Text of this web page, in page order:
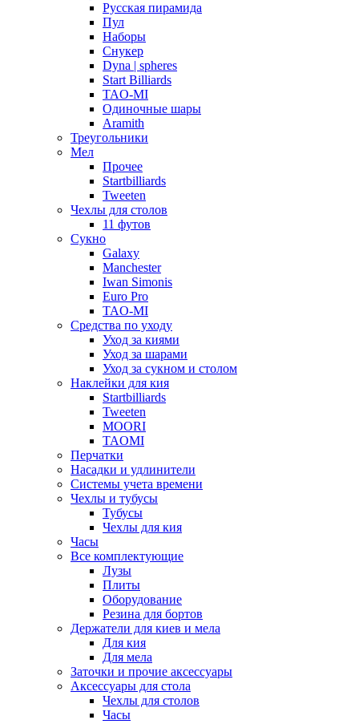
Русская пирамида
Пул
Наборы
Снукер
Dyna | spheres
Start Billiards
TAO-MI
Одиночные шары
Aramith
Треугольники
Мел
Прочее
Startbilliards
Tweeten
Чехлы для столов
11 футов
Сукно
Galaxy
Manchester
Iwan Simonis
Euro Pro
TAO-MI
Средства по уходу
Уход за киями
Уход за шарами
Уход за сукном и столом
Наклейки для кия
Startbilliards
Tweeten
MOORI
TAOMI
Перчатки
Насадки и удлинители
Системы учета времени
Чехлы и тубусы
Тубусы
Чехлы для кия
Часы
Все комплектующие
Лузы
Плиты
Оборудование
Резина для бортов
Держатели для киев и мела
Для кия
Для мела
Заточки и прочие аксессуары
Аксессуары для стола
Чехлы для столов
Часы